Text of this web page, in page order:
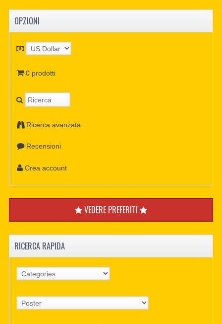
OPZIONI
0 prodotti
Ricerca avanzata
Recensioni
Crea account
VEDERE PREFERITI
RICERCA RAPIDA